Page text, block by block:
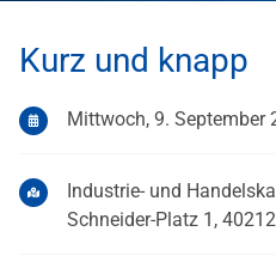
Kurz und knapp
Mittwoch, 9. September
Industrie- und
Schneider-Platz 1,